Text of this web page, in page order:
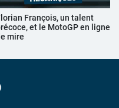
François, un talent
et le MotoGP en ligne
mire